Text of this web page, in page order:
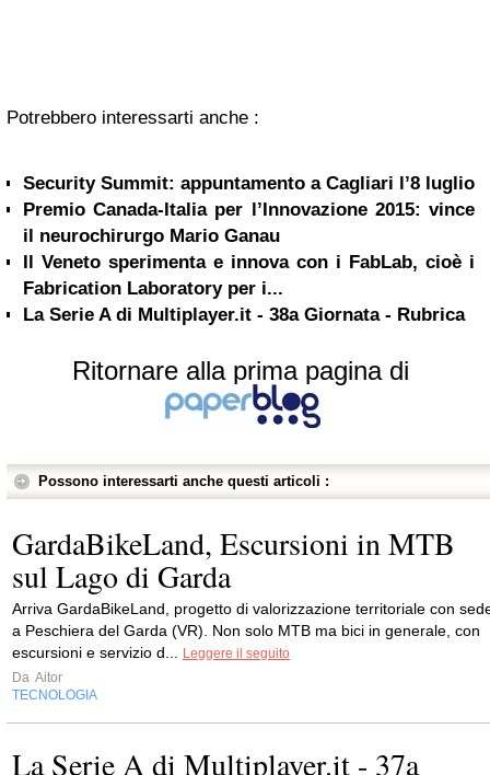
Potrebbero interessarti anche :
Security Summit: appuntamento a Cagliari l’8 luglio
Premio Canada-Italia per l’Innovazione 2015: vince
il neurochirurgo Mario Ganau
Il Veneto sperimenta e innova con i FabLab, cioè i
Fabrication Laboratory per i...
La Serie A di Multiplayer.it - 38a Giornata - Rubrica
Ritornare alla prima pagina di
Possono interessarti anche questi articoli :
GardaBikeLand, Escursioni in MTB
sul Lago di Garda
Arriva GardaBikeLand, progetto di valorizzazione territoriale con
a Peschiera del Garda (VR). Non solo MTB ma bici in generale, con
escursioni e servizio d...
Leggere il seguito
Da Aitor
TECNOLOGIA
La Serie A di Multiplayer.it - 37a